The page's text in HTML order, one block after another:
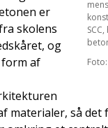
er
skolens
og
af
materialer, så